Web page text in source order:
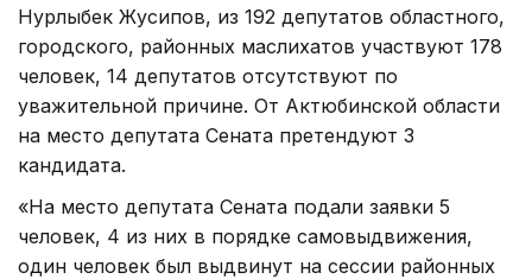
Нурлыбек Жусипов, из 192 депутатов областного,
городского, районных маслихатов участвуют 178
человек, 14 депутатов отсутствуют по
уважительной причине. От Актюбинской области
на место депутата Сената претендуют 3
кандидата.
«На место депутата Сената подали заявки 5
человек, 4 из них в порядке самовыдвижения,
один человек был выдвинут на сессии районных